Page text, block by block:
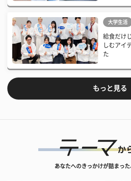
大学生活
給食だけ
しむアイ
た
もっと見る
あなたへのきっかけが詰まっ